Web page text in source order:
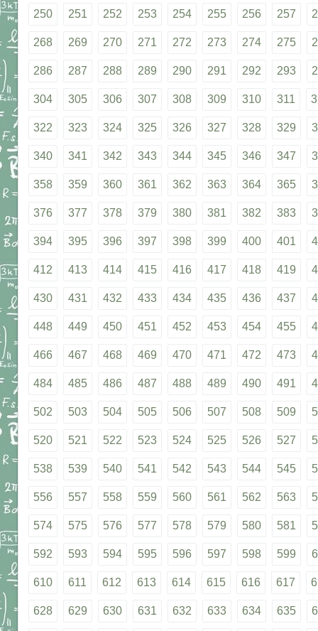
250 251 252 253 254 255 256 257
268 269 270 271 272 273 274 275
286 287 288 289 290 291 292 293
304 305 306 307 308 309 310 311
322 323 324 325 326 327 328 329
340 341 342 343 344 345 346 347
358 359 360 361 362 363 364 365
376 377 378 379 380 381 382 383
394 395 396 397 398 399 400 401
412 413 414 415 416 417 418 419
430 431 432 433 434 435 436 437
448 449 450 451 452 453 454 455
466 467 468 469 470 471 472 473
484 485 486 487 488 489 490 491
502 503 504 505 506 507 508 509
520 521 522 523 524 525 526 527
538 539 540 541 542 543 544 545
556 557 558 559 560 561 562 563
574 575 576 577 578 579 580 581
592 593 594 595 596 597 598 599
610 611 612 613 614 615 616 617
628 629 630 631 632 633 634 635